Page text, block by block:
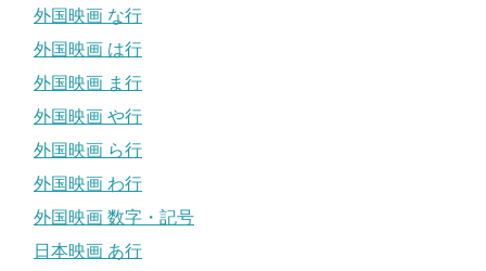
外国映画 な行
外国映画 は行
外国映画 ま行
外国映画 や行
外国映画 ら行
外国映画 わ行
外国映画 数字・記号
日本映画 あ行